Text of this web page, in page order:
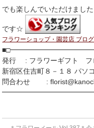
でも楽しんでいただけまし
です☆
フラワーショップ・園芸店 ブロ
発行 : フラワーギフト
新宿区住吉町８－１８ パソ
問合わせ :